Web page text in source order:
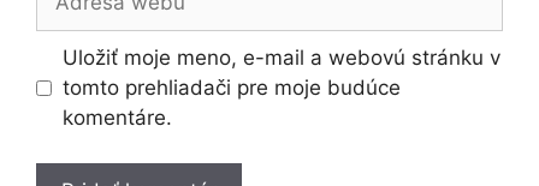
webu
Uložiť moje meno, e-mail a webovú stránku v
tomto prehliadači pre moje budúce
komentáre.